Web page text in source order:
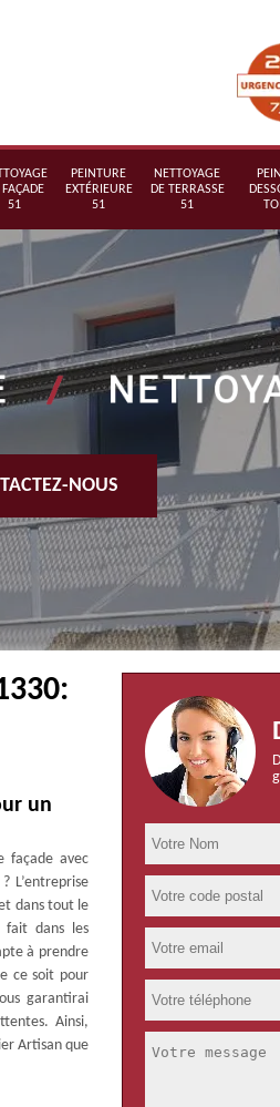
FAÇADE
51
PEINTURE
EXTÉRIEURE
51
NETTOYAGE
DE TERRASSE
51
NOUS
un
façade avec
L’entreprise
dans tout le
fait dans les
à prendre
ce soit pour
garantirai
Ainsi,
Artisan que